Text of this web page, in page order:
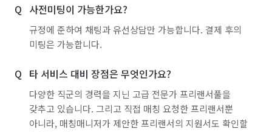
사전미팅이 가능한가요?
규정에 준하여 채팅과 유선상담만 가능합니다. 결제 후의
미팅은 가능합니다.
타 서비스 대비 장점은 무엇인가요?
다양한 직군의 경력을 지닌 고급 전문가 프리랜서풀을
갖추고 있습니다. 그리고 직접 매칭 요청한 프리랜서뿐
아니라, 매칭매니저가 제안한 프리랜서의 지원서도 확인할